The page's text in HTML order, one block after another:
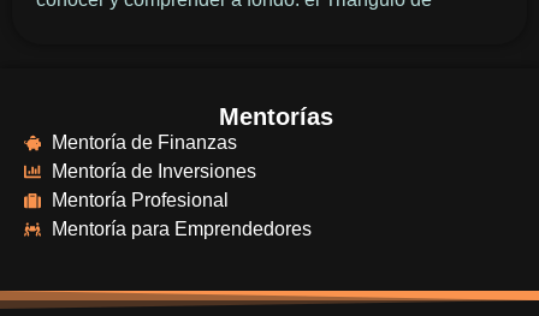
Mentorías
Mentoría de Finanzas
Mentoría de Inversiones
Mentoría Profesional
Mentoría para Emprendedores